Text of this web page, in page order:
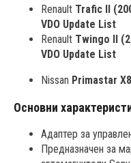
Renault Trafic II
VDO Update List
Renault Twingo II
VDO Update List
Nissan Primastar
Основни
Адаптер за
Предназначен за